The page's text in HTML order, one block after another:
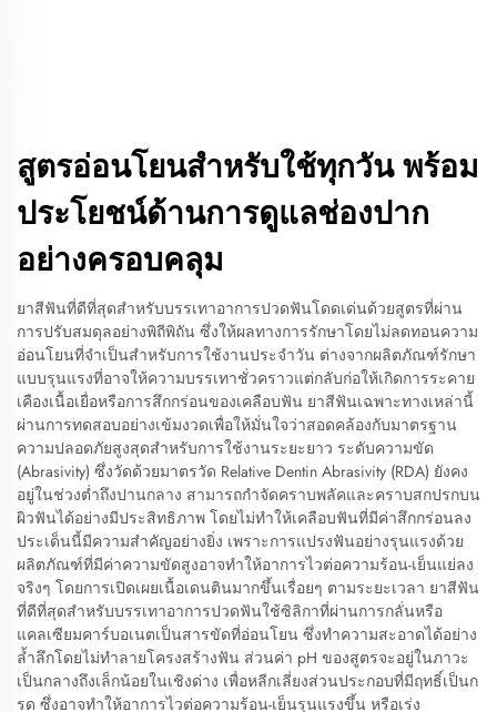
สูตรอ่อนโยนสำหรับใช้ทุกวัน พร้อม
ประโยชน์ด้านการดูแลช่องปาก
อย่างครอบคลุม
ยาสีฟันที่ดีที่สุดสำหรับบรรเทาอาการปวดฟันโดดเด่นด้วยสูตรที่ผ่าน
การปรับสมดุลอย่างพิถีพิถัน ซึ่งให้ผลทางการรักษาโดยไม่ลดทอนความ
อ่อนโยนที่จำเป็นสำหรับการใช้งานประจำวัน ต่างจากผลิตภัณฑ์รักษา
แบบรุนแรงที่อาจให้ความบรรเทาชั่วคราวแต่กลับก่อให้เกิดการระคาย
เคืองเนื้อเยื่อหรือการสึกกร่อนของเคลือบฟัน ยาสีฟันเฉพาะทางเหล่านี้
ผ่านการทดสอบอย่างเข้มงวดเพื่อให้มั่นใจว่าสอดคล้องกับมาตรฐาน
ความปลอดภัยสูงสุดสำหรับการใช้งานระยะยาว ระดับความขัด
(Abrasivity) ซึ่งวัดด้วยมาตรวัด Relative Dentin Abrasivity (RDA) ยังคง
อยู่ในช่วงต่ำถึงปานกลาง สามารถกำจัดคราบพลัคและคราบสกปรกบน
ผิวฟันได้อย่างมีประสิทธิภาพ โดยไม่ทำให้เคลือบฟันที่มีค่าสึกกร่อนลง
ประเด็นนี้มีความสำคัญอย่างยิ่ง เพราะการแปรงฟันอย่างรุนแรงด้วย
ผลิตภัณฑ์ที่มีค่าความขัดสูงอาจทำให้อาการไวต่อความร้อน-เย็นแย่ลง
จริงๆ โดยการเปิดเผยเนื้อเดนตินมากขึ้นเรื่อยๆ ตามระยะเวลา ยาสีฟัน
ที่ดีที่สุดสำหรับบรรเทาอาการปวดฟันใช้ซิลิกาที่ผ่านการกลั่นหรือ
แคลเซียมคาร์บอเนตเป็นสารขัดที่อ่อนโยน ซึ่งทำความสะอาดได้อย่าง
ล้ำลึกโดยไม่ทำลายโครงสร้างฟัน ส่วนค่า pH ของสูตรจะอยู่ในภาวะ
เป็นกลางถึงเล็กน้อยในเชิงด่าง เพื่อหลีกเลี่ยงส่วนประกอบที่มีฤทธิ์เป็นก
รด ซึ่งอาจทำให้อาการไวต่อความร้อน-เย็นรุนแรงขึ้น หรือเร่ง